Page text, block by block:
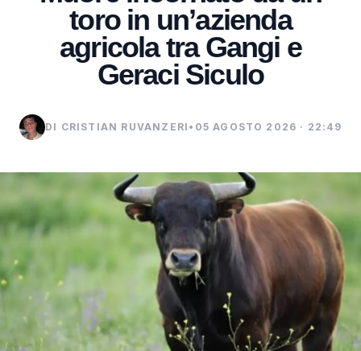
toro in un’azienda
agricola tra Gangi e
Geraci Siculo
DI CRISTIAN RUVANZERI • 05 AGOSTO 2026 · 22:49